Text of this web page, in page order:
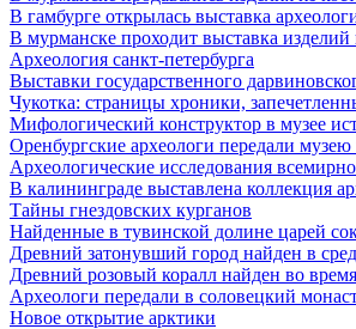
В гамбурге открылась выставка
В мурманске проходит выставка изделий
Археология санкт-петербурга
Выставки государственного
Чукотка: страницы хроники,
Мифологический конструктор в музее
Оренбургские археологи передали
Археологические исследования
В калининграде выставлена коллекция
Тайны гнездовских курганов
Найденные в тувинской долине царей
Древний затонувший город найден в
Древний розовый коралл найден во
Археологи передали в соловецкий
Новое открытие арктики